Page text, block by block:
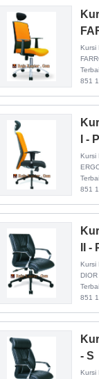
Kursi
851
I -
Kursi
851
II -
Kursi
851
- S
Kursi